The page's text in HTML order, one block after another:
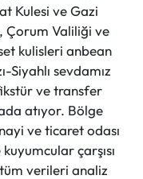
Kulesi ve Gazi
Çorum Valiliği ve
kulisleri anbean
Siyahlı sevdamız
ve transfer
atıyor. Bölge
ve ticaret odası
çarşısı
verileri analiz